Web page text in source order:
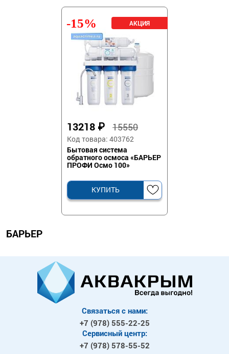
13218 ₽15550
Код товара: 403762
Бытовая система
обратного осмоса «БАРЬЕР
ПРОФИ Осмо 100»
КУПИТЬ
-15%
БАРЬЕР
Связаться с нами:
+7 (978) 555-22-25
Сервисный центр:
+7 (978) 578-55-52